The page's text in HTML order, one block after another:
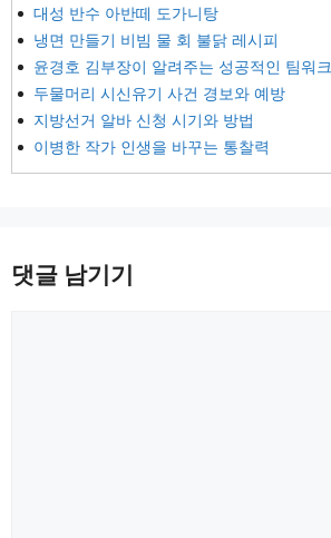
대성 반수 아반떼 도가니탕
냉면 만들기 비빔 물 회 불닭 레시피
윤경호 김부장이 알려주는 성공적인 팀워크
두물머리 시신유기 사건 경보와 예방
지방선거 알바 신청 시기와 방법
이병한 작가 인생을 바꾸는 통찰력
댓글 남기기